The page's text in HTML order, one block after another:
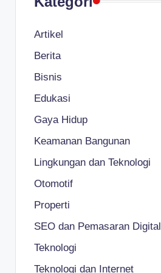
Artikel
Berita
Bisnis
Edukasi
Gaya Hidup
Keamanan Bangunan
Lingkungan dan Teknologi
Otomotif
Properti
SEO dan Pemasaran Digital
Teknologi
Teknologi dan Internet